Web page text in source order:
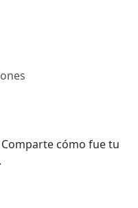
Comparte cómo fue tu